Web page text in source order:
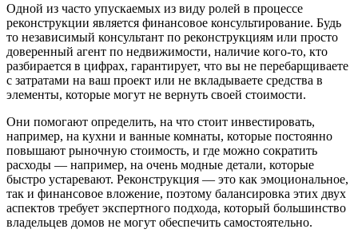
Одной из часто упускаемых из виду ролей в процессе
реконструкции является финансовое консультирование. Будь
то независимый консультант по реконструкциям или просто
доверенный агент по недвижимости, наличие кого-то, кто
разбирается в цифрах, гарантирует, что вы не перебарщиваете
с затратами на ваш проект или не вкладываете средства в
элементы, которые могут не вернуть своей стоимости.
Они помогают определить, на что стоит инвестировать,
например, на кухни и ванные комнаты, которые постоянно
повышают рыночную стоимость, и где можно сократить
расходы — например, на очень модные детали, которые
быстро устаревают. Реконструкция — это как эмоциональное,
так и финансовое вложение, поэтому балансировка этих двух
аспектов требует экспертного подхода, который большинство
владельцев домов не могут обеспечить самостоятельно.